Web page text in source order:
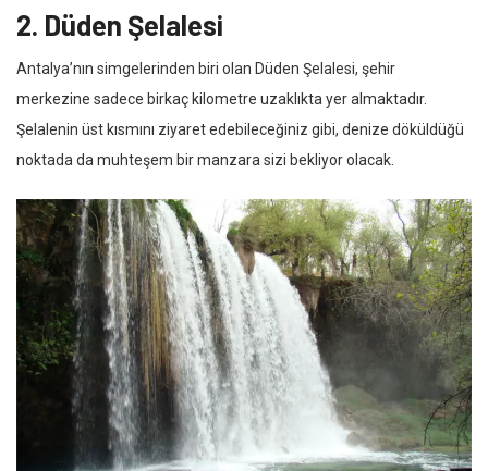
2. Düden Şelalesi
Antalya’nın simgelerinden biri olan Düden Şelalesi, şehir
merkezine sadece birkaç kilometre uzaklıkta yer almaktadır.
Şelalenin üst kısmını ziyaret edebileceğiniz gibi, denize döküldüğü
noktada da muhteşem bir manzara sizi bekliyor olacak.